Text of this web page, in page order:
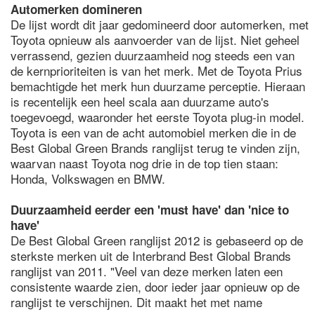
Automerken domineren
De lijst wordt dit jaar gedomineerd door automerken, met
Toyota opnieuw als aanvoerder van de lijst. Niet geheel
verrassend, gezien duurzaamheid nog steeds een van
de kernprioriteiten is van het merk. Met de Toyota Prius
bemachtigde het merk hun duurzame perceptie. Hieraan
is recentelijk een heel scala aan duurzame auto's
toegevoegd, waaronder het eerste Toyota plug-in model.
Toyota is een van de acht automobiel merken die in de
Best Global Green Brands ranglijst terug te vinden zijn,
waarvan naast Toyota nog drie in de top tien staan:
Honda, Volkswagen en BMW.
Duurzaamheid eerder een 'must have' dan 'nice to
have'
De Best Global Green ranglijst 2012 is gebaseerd op de
sterkste merken uit de Interbrand Best Global Brands
ranglijst van 2011. "Veel van deze merken laten een
consistente waarde zien, door ieder jaar opnieuw op de
ranglijst te verschijnen. Dit maakt het met name